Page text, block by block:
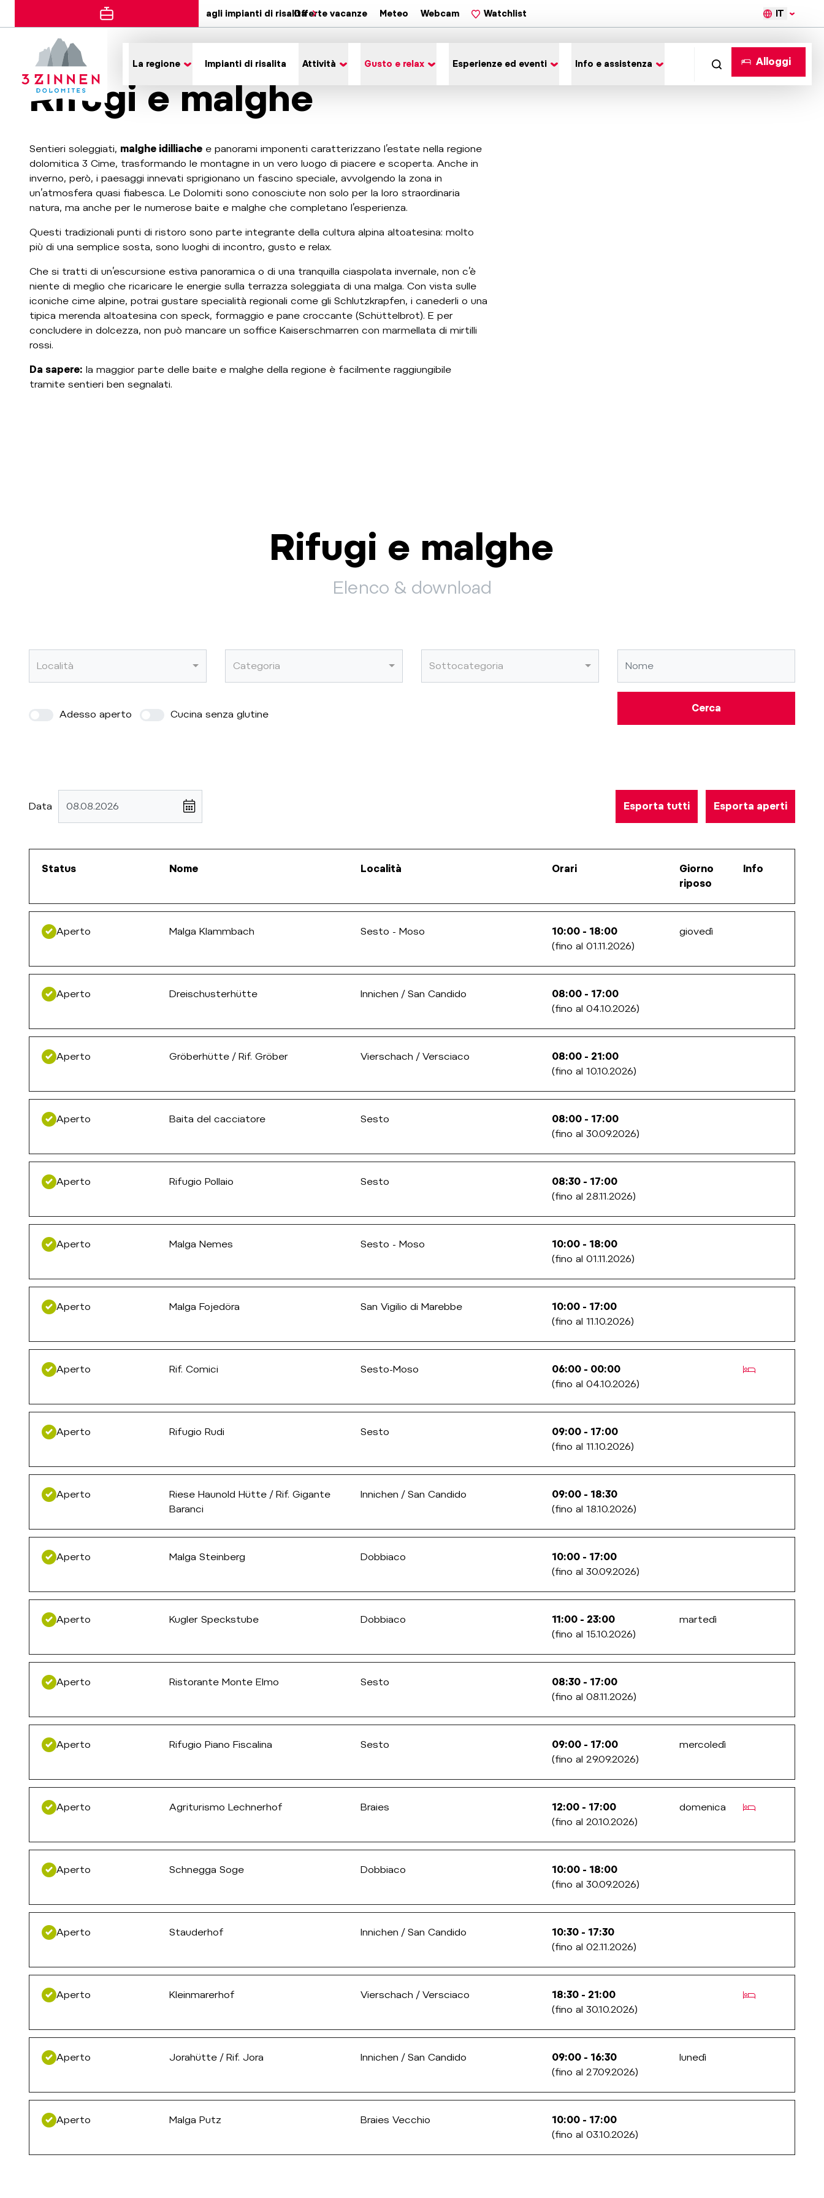
agli impianti di risalitaOfferte vacanze Meteo Webcam Watchlist IT
La regione Impianti di risalita Attività Gusto e relax Esperienze ed eventi Info e assistenza Alloggi
Rifugi e malghe
Sentieri soleggiati, malghe idilliache e panorami imponenti caratterizzano l’estate nella regione
dolomitica 3 Cime, trasformando le montagne in un vero luogo di piacere e scoperta. Anche in
inverno, però, i paesaggi innevati sprigionano un fascino speciale, avvolgendo la zona in
un’atmosfera quasi fiabesca. Le Dolomiti sono conosciute non solo per la loro straordinaria
natura, ma anche per le numerose baite e malghe che completano l’esperienza.
Questi tradizionali punti di ristoro sono parte integrante della cultura alpina altoatesina: molto
più di una semplice sosta, sono luoghi di incontro, gusto e relax.
Che si tratti di un’escursione estiva panoramica o di una tranquilla ciaspolata invernale, non c’è
niente di meglio che ricaricare le energie sulla terrazza soleggiata di una malga. Con vista sulle
iconiche cime alpine, potrai gustare specialità regionali come gli Schlutzkrapfen, i canederli o una
tipica merenda altoatesina con speck, formaggio e pane croccante (Schüttelbrot). E per
concludere in dolcezza, non può mancare un soffice Kaiserschmarren con marmellata di mirtilli
rossi.
Da sapere: la maggior parte delle baite e malghe della regione è facilmente raggiungibile
tramite sentieri ben segnalati.
Rifugi e malghe
Elenco & download
Località Categoria Sottocategoria
Adesso aperto Cucina senza glutine
Cerca
Data Esporta tutti Esporta aperti
Status Nome Località Orari
Giorno
riposo
Info
Aperto Malga Klammbach Sesto - Moso
10:00 - 18:00
(fino al 01.11.2026)
giovedì
Aperto Dreischusterhütte Innichen / San Candido
08:00 - 17:00
(fino al 04.10.2026)
Aperto Gröberhütte / Rif. Gröber Vierschach / Versciaco
08:00 - 21:00
(fino al 10.10.2026)
Aperto Baita del cacciatore Sesto
08:00 - 17:00
(fino al 30.09.2026)
Aperto Rifugio Pollaio Sesto
08:30 - 17:00
(fino al 28.11.2026)
Aperto Malga Nemes Sesto - Moso
10:00 - 18:00
(fino al 01.11.2026)
Aperto Malga Fojedöra San Vigilio di Marebbe
10:00 - 17:00
(fino al 11.10.2026)
Aperto Rif. Comici Sesto-Moso
06:00 - 00:00
(fino al 04.10.2026)
Aperto Rifugio Rudi Sesto
09:00 - 17:00
(fino al 11.10.2026)
Aperto
Riese Haunold Hütte / Rif. Gigante
Baranci
Innichen / San Candido
09:00 - 18:30
(fino al 18.10.2026)
Aperto Malga Steinberg Dobbiaco
10:00 - 17:00
(fino al 30.09.2026)
Aperto Kugler Speckstube Dobbiaco
11:00 - 23:00
(fino al 15.10.2026)
martedì
Aperto Ristorante Monte Elmo Sesto
08:30 - 17:00
(fino al 08.11.2026)
Aperto Rifugio Piano Fiscalina Sesto
09:00 - 17:00
(fino al 29.09.2026)
mercoledì
Aperto Agriturismo Lechnerhof Braies
12:00 - 17:00
(fino al 20.10.2026)
domenica
Aperto Schnegga Soge Dobbiaco
10:00 - 18:00
(fino al 30.09.2026)
Aperto Stauderhof Innichen / San Candido
10:30 - 17:30
(fino al 02.11.2026)
Aperto Kleinmarerhof Vierschach / Versciaco
18:30 - 21:00
(fino al 30.10.2026)
Aperto Jorahütte / Rif. Jora Innichen / San Candido
09:00 - 16:30
(fino al 27.09.2026)
lunedì
Aperto Malga Putz Braies Vecchio
10:00 - 17:00
(fino al 03.10.2026)